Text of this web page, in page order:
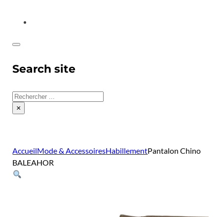
Search site
Rechercher
×
AccueilMode & AccessoiresHabillementPantalon Chino
BALEAHOR